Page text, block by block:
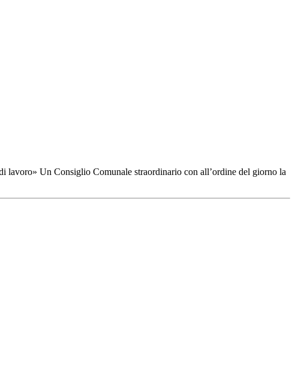
lavoro» Un Consiglio Comunale straordinario con all’ordine del giorno la